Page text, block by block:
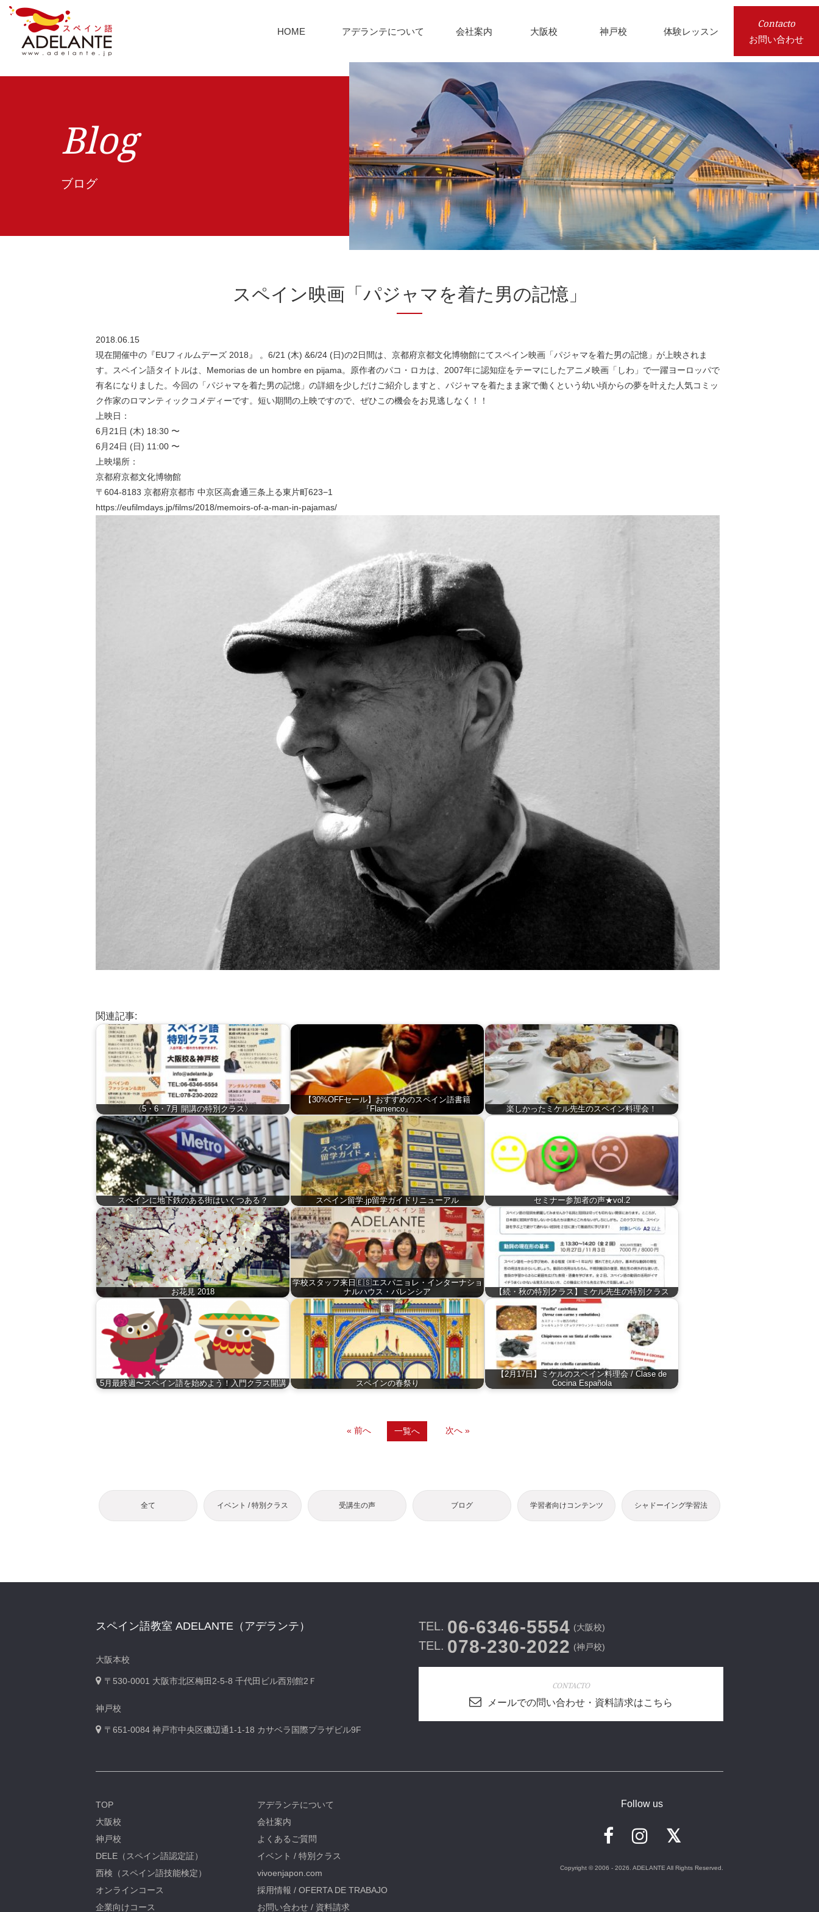
HOME アデランテについて 会社案内 大阪校 神戸校 体験レッスン
Contacto
お問い合わせ
Blog
ブログ
スペイン映画「パジャマを着た男の記憶」
2018.06.15
現在開催中の『EUフィルムデーズ 2018』 。6/21 (木) &6/24 (日)の2日間は、京都府京都文化博物館にてスペイン映画「パジャマを着た男の記憶」が上映されま
す。スペイン語タイトルは、Memorias de un hombre en pijama。原作者のパコ・ロカは、2007年に認知症をテーマにしたアニメ映画「しわ」で一躍ヨーロッパで
有名になりました。今回の「パジャマを着た男の記憶」の詳細を少しだけご紹介しますと、パジャマを着たまま家で働くという幼い頃からの夢を叶えた人気コミッ
ク作家のロマンティックコメディーです。短い期間の上映ですので、ぜひこの機会をお見逃しなく！！
上映日：
6月21日 (木) 18:30 〜
6月24日 (日) 11:00 〜
上映場所：
京都府京都文化博物館
〒604-8183 京都府京都市 中京区高倉通三条上る東片町623−1
https://eufilmdays.jp/films/2018/memoirs-of-a-man-in-pajamas/
関連記事:
〈5・6・7月 開講の特別クラス〉
【30%OFFセール】おすすめのスペイン語書籍
『Flamenco』
楽しかったミケル先生のスペイン料理会！
スペインに地下鉄のある街はいくつある？ スペイン留学.jp留学ガイドリニューアル セミナー参加者の声★vol.2
お花見 2018
学校スタッフ来日🇪🇸エスパニョレ・インターナショ
ナルハウス・バレンシア
【続・秋の特別クラス】ミケル先生の特別クラス
5月最終週〜スペイン語を始めよう！入門クラス開講 スペインの春祭り
【2月17日】ミケルのスペイン料理会 / Clase de
Cocina Española
« 前へ 一覧へ 次へ »
全て イベント / 特別クラス 受講生の声 ブログ 学習者向けコンテンツ シャドーイング学習法
スペイン語教室 ADELANTE（アデランテ）
大阪本校
〒530-0001 大阪市北区梅田2-5-8 千代田ビル西別館2Ｆ
神戸校
〒651-0084 神戸市中央区磯辺通1-1-18 カサベラ国際プラザビル9F
TEL. 06-6346-5554 (大阪校)
TEL. 078-230-2022 (神戸校)
CONTACTO
メールでの問い合わせ・資料請求はこちら
TOP
大阪校
神戸校
DELE（スペイン語認定証）
西検（スペイン語技能検定）
オンラインコース
企業向けコース
アデランテについて
会社案内
よくあるご質問
イベント / 特別クラス
vivoenjapon.com
採用情報 / OFERTA DE TRABAJO
お問い合わせ / 資料請求
Follow us
Copyright © 2006 - 2026. ADELANTE All Rights Reserved.